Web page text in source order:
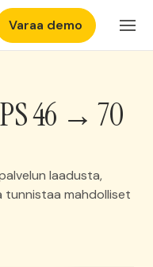
Ominaisuudet
Hinnasto
Kokemuksia
FI Kirjaudu
Varaa demo
46 → 70
laadusta,
mahdolliset